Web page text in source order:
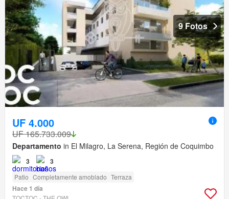
9 Fotos
UF 4.000
UF 165.733.009
Departamento in El Milagro, La Serena, Región de Coquimbo
3 3
Patio Completamente amoblado Terraza
Hace 1 día